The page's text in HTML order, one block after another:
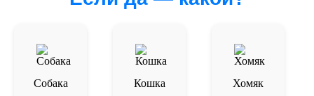
Собака Кошка Хомяк